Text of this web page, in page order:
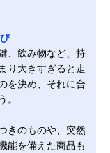
、飲み物など、持
り大きすぎると走
を決め、それに合
。
きのものや、突然
能を備えた商品も